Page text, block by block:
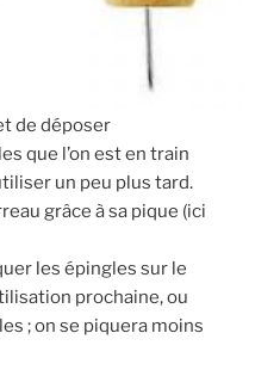
de déposer
que l’on est en train
un peu plus tard.
grâce à sa pique (ici
les épingles sur le
prochaine, ou
; on se piquera moins